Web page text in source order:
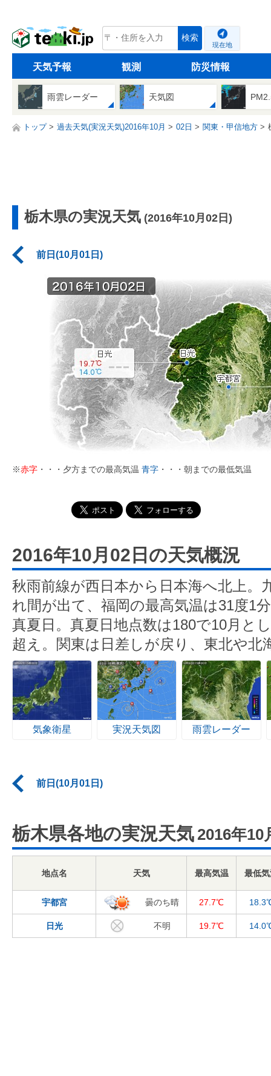
tenki.jp 検索
現在地
天気予報 観測 防災情報
雨雲レーダー 天気図
トップ 過去天気(実況天気)2016年10月 02日 関東・甲信地方
栃木県の実況天気 (2016年10月02日)
前日(10月01日)
※赤字 ・・・夕方までの最高気温 青字 ・・・朝までの最低気温
2016年10月02日の天気概況
秋雨前線が西日本から日本海へ北上。
れ間が出て、福岡の最高気温は31度1
真夏日。真夏日地点数は180で10月と
超え。関東は日差しが戻り、東北や北
気象衛星 実況天気図 雨雲レーダー
前日(10月01日)
栃木県各地の実況天気 2016年10
地点名 天気 最高気温 最低
宇都宮 曇のち晴 27.7℃
日光 不明 19.7℃